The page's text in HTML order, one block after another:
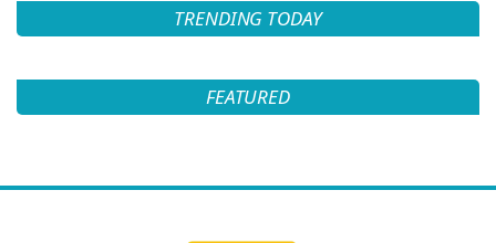
TRENDING TODAY
FEATURED